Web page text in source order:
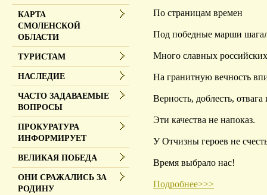
По страницам времен
Под победные марши
Много славных
На гранитную вечность
Верность, доблесть, отвага
Эти качества не напоказ.
У Отчизны героев не
Время выбрало нас!
Подробнее>>>
КАРТА
СМОЛЕНСКОЙ
ОБЛАСТИ
ТУРИСТАМ
НАСЛЕДИЕ
ЧАСТО ЗАДАВАЕМЫЕ
ВОПРОСЫ
ПРОКУРАТУРА
ИНФОРМИРУЕТ
ВЕЛИКАЯ ПОБЕДА
ОНИ СРАЖАЛИСЬ ЗА
РОДИНУ